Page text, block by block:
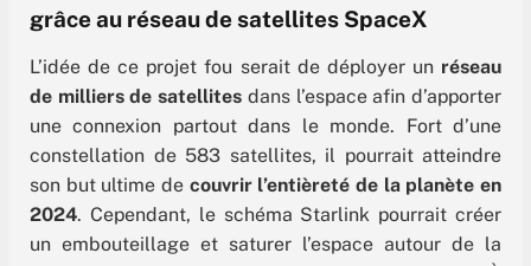
grâce au réseau de satellites SpaceX
L’idée de ce projet fou serait de déployerun réseau
de milliers de satellites dans l’espace afin d’apporter
une connexion partout dans le monde. Fort d’une
constellation de 583 satellites, il pourrait atteindre
son but ultime de couvrir l’entièreté de la planète en
2024. Cependant, le schéma Starlink pourrait créer
un embouteillage et saturer l’espace autour de la